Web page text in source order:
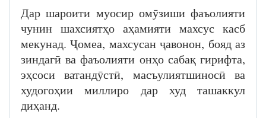
Дар шароити муосир омӯзиши фаъолияти
чунин шахсиятҳо аҳамияти махсус касб
мекунад. Ҷомеа, махсусан ҷавонон, бояд аз
зиндагӣ ва фаъолияти онҳо сабақ гирифта,
эҳсоси ватандӯстӣ, масъулиятшиносӣ ва
худогоҳии миллиро дар худ ташаккул
диҳанд.